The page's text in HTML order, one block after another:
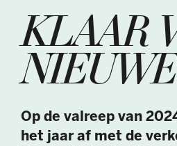
KLAAR
Op de valreep van
het jaar af met de